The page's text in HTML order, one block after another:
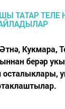
Кукмара,
берәр